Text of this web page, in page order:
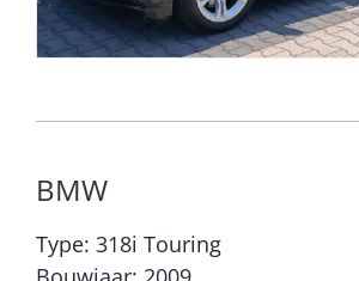
BMW
Type: 318i Touring